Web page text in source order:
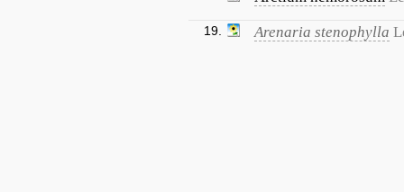
19. Arenaria stenophylla